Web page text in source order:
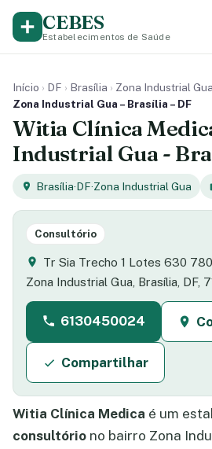
CEBES
Estabelecimentos de Saúde
Início › DF › Brasília › Zona Industrial Gua
Zona Industrial Gua – Brasília – DF
Witia Clínica
Industrial Gua -
Brasília·DF·Zona Industrial Gua
Consultório
Tr Sia Trecho 1 Lotes 630
Zona Industrial Gua, Brasília, DF,
6130450024
Compartilhar
Witia Clínica Medica é um
consultório no bairro Zona